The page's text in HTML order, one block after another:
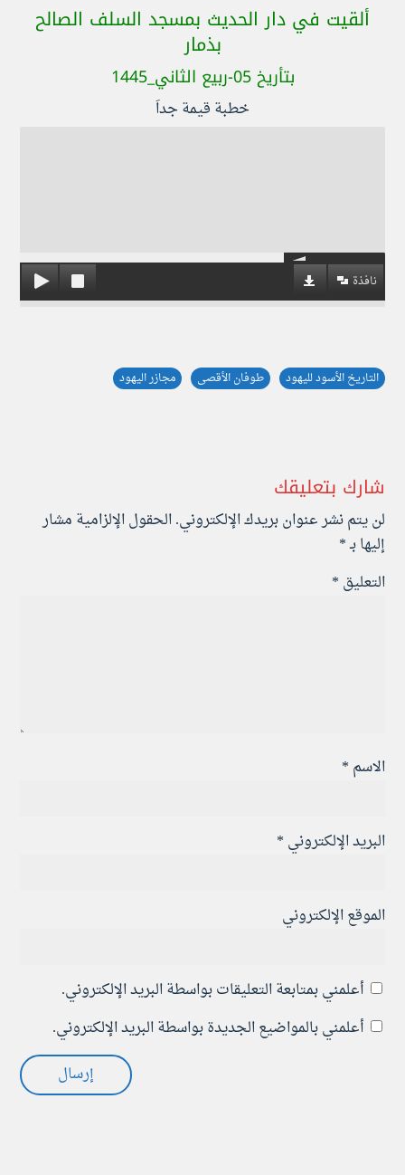
ألقيت في دار الحديث بمسجد السلف الصالح
بذمار
بتأريخ 05-ربيع الثاني_1445
خطبة قيمة جداَ
نافذة
التاريخ الأسود لليهود طوفان الأقصى مجازر اليهود
شارك بتعليقك
لن يتم نشر عنوان بريدك الإلكتروني.الحقول الإلزامية مشار
إليها بـ*
التعليق *
الاسم *
البريد الإلكتروني *
الموقع الإلكتروني
أعلمني بمتابعة التعليقات بواسطة البريد الإلكتروني.
أعلمني بالمواضيع الجديدة بواسطة البريد الإلكتروني.